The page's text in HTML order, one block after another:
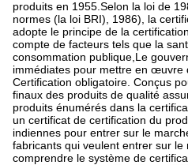
produits en 1955.Selon la loi de
normes (la loi BRI), 1986), la
adopte le principe de la
compte de facteurs tels que la
consommation publique,Le
immédiates pour mettre en œuvre
Certification obligatoire. Conçus
finaux des produits de qualité
produits énumérés dans la
un certificat de certification du
indiennes pour entrer sur le
fabricants qui veulent entrer sur le
comprendre le système de